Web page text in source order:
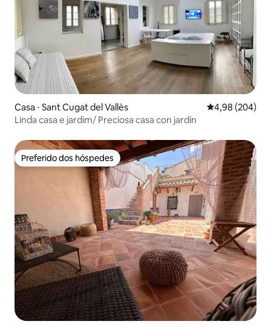
Casa ⋅ Sant Cugat del Vallès 4,98 de uma
4,98 (204)
Linda casa e jardim/ Preciosa casa con jardín
Preferido dos hóspedes
Preferido dos hóspedes